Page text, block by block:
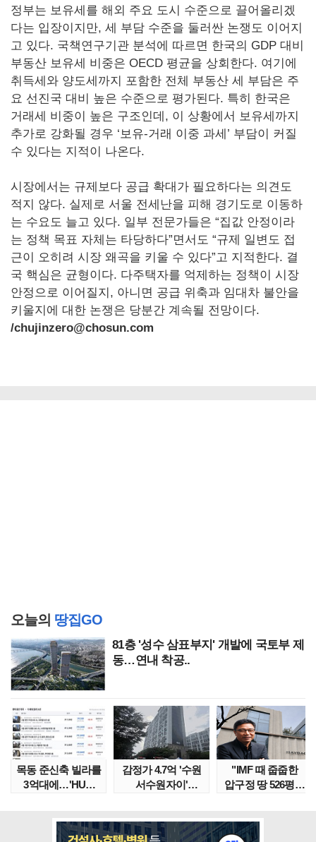
정부는 보유세를 해외 주요 도시 수준으로 끌어올리겠
다는 입장이지만, 세 부담 수준을 둘러싼 논쟁도 이어지
고 있다. 국책연구기관 분석에 따르면 한국의 GDP 대비
부동산 보유세 비중은 OECD 평균을 상회한다. 여기에
취득세와 양도세까지 포함한 전체 부동산 세 부담은 주
요 선진국 대비 높은 수준으로 평가된다. 특히 한국은
거래세 비중이 높은 구조인데, 이 상황에서 보유세까지
추가로 강화될 경우 ‘보유-거래 이중 과세’ 부담이 커질
수 있다는 지적이 나온다.
시장에서는 규제보다 공급 확대가 필요하다는 의견도
적지 않다. 실제로 서울 전세난을 피해 경기도로 이동하
는 수요도 늘고 있다. 일부 전문가들은 “집값 안정이라
는 정책 목표 자체는 타당하다”면서도 “규제 일변도 접
근이 오히려 시장 왜곡을 키울 수 있다”고 지적한다. 결
국 핵심은 균형이다. 다주택자를 억제하는 정책이 시장
안정으로 이어질지, 아니면 공급 위축과 임대차 불안을
키울지에 대한 논쟁은 당분간 계속될 전망이다.
/chujinzero@chosun.com
오늘의 땅집GO
81층 '성수 삼표부지' 개발에 국토부 제
동…연내 착공..
목동 준신축 빌라를
3억대에…'HUG
감정가 4.7억 '수원
서수원자이'
"IMF 때 줍줍한
압구정 땅 526평의